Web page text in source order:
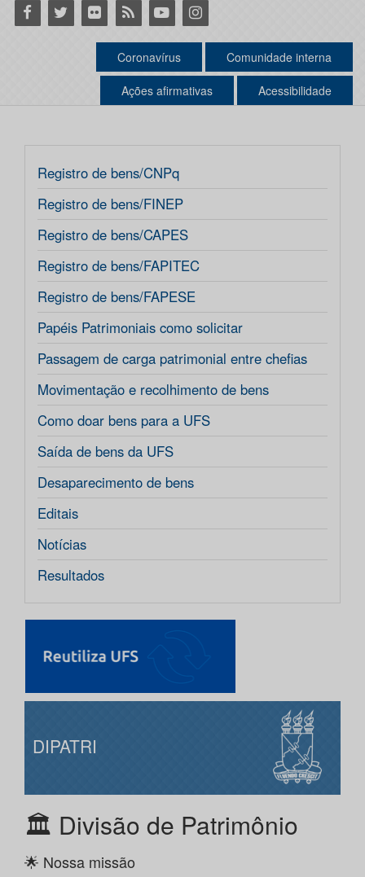
Facebook
Twitter Flickr RSS YoutubeInstagram
Coronavírus Comunidade interna
Ações afirmativas Acessibilidade
Registro de bens/CNPq
Registro de bens/FINEP
Registro de bens/CAPES
Registro de bens/FAPITEC
Registro de bens/FAPESE
Papéis Patrimoniais como solicitar
Passagem de carga patrimonial entre chefias
Movimentação e recolhimento de bens
Como doar bens para a UFS
Saída de bens da UFS
Desaparecimento de bens
Editais
Notícias
Resultados
DIPATRI
🏛️ Divisão de Patrimônio
🌟 Nossa missão